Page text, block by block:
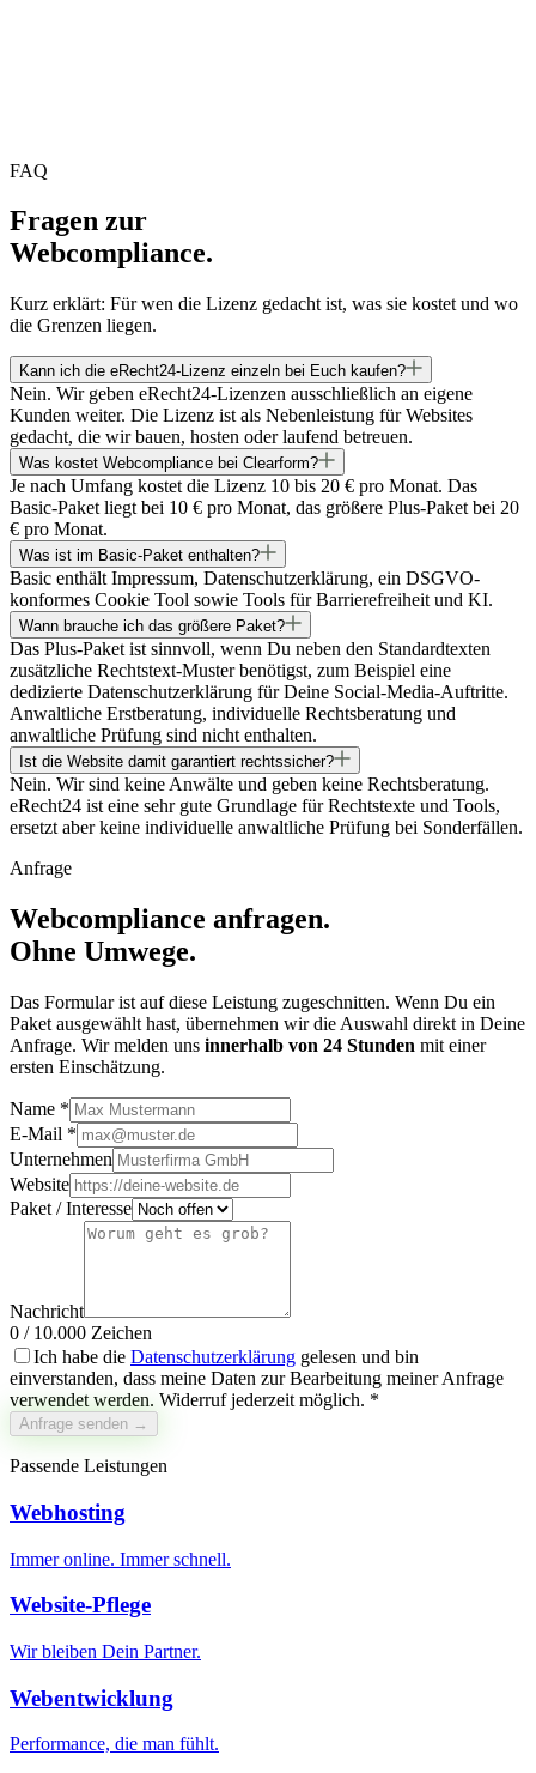
FAQ
Fragen zur
Webcompliance.
Kurz erklärt: Für wen die Lizenz gedacht ist, was sie kostet und wo
die Grenzen liegen.
Kann ich die eRecht24-Lizenz einzeln bei Euch kaufen?
Nein. Wir geben eRecht24-Lizenzen ausschließlich an eigene
Kunden weiter. Die Lizenz ist als Nebenleistung für Websites
gedacht, die wir bauen, hosten oder laufend betreuen.
Was kostet Webcompliance bei Clearform?
Je nach Umfang kostet die Lizenz 10 bis 20 € pro Monat. Das
Basic-Paket liegt bei 10 € pro Monat, das größere Plus-Paket bei 20
€ pro Monat.
Was ist im Basic-Paket enthalten?
Basic enthält Impressum, Datenschutzerklärung, ein DSGVO-
konformes Cookie Tool sowie Tools für Barrierefreiheit und KI.
Wann brauche ich das größere Paket?
Das Plus-Paket ist sinnvoll, wenn Du neben den Standardtexten
zusätzliche Rechtstext-Muster benötigst, zum Beispiel eine
dedizierte Datenschutzerklärung für Deine Social-Media-Auftritte.
Anwaltliche Erstberatung, individuelle Rechtsberatung und
anwaltliche Prüfung sind nicht enthalten.
Ist die Website damit garantiert rechtssicher?
Nein. Wir sind keine Anwälte und geben keine Rechtsberatung.
eRecht24 ist eine sehr gute Grundlage für Rechtstexte und Tools,
ersetzt aber keine individuelle anwaltliche Prüfung bei Sonderfällen.
Anfrage
Webcompliance anfragen.
Ohne Umwege.
Das Formular ist auf diese Leistung zugeschnitten. Wenn Du ein
Paket ausgewählt hast, übernehmen wir die Auswahl direkt in Deine
Anfrage. Wir melden uns innerhalb von 24 Stunden mit einer
ersten Einschätzung.
Name *
E-Mail *
Unternehmen
Website
Paket / Interesse
Nachricht
0 / 10.000 Zeichen
Ich habe die Datenschutzerklärung gelesen und bin
einverstanden, dass meine Daten zur Bearbeitung meiner Anfrage
verwendet werden. Widerruf jederzeit möglich. *
Anfrage senden →
Passende Leistungen
Webhosting
Immer online. Immer schnell.
Website-Pflege
Wir bleiben Dein Partner.
Webentwicklung
Performance, die man fühlt.